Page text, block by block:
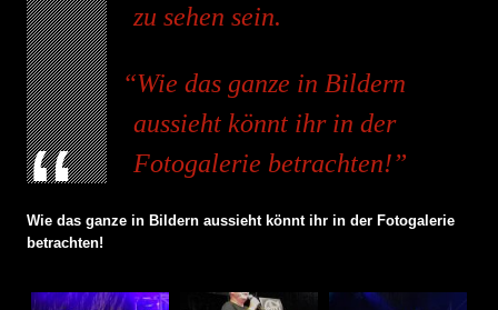
zu sehen sein.
Wie das ganze in Bildern
aussieht könnt ihr in der
Fotogalerie betrachten!
Wie das ganze in Bildern aussieht könnt ihr in der Fotogalerie
betrachten!